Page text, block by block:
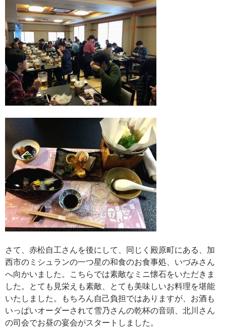
さて、赤松自工さんを後にして、同じく殿原町にある、加
西市のミシュランの一つ星の和食のお食事処、いづみさん
へ向かいました。こちらでは素敵なミニ懐石をいただきま
した。とても見栄えも素敵、とても美味しいお料理を堪能
いたしました。もちろん自己負担ではありますが、お酒も
いっぱいオーダーされて雪乃さんの乾杯の音頭、北川さん
の司会でお昼の宴会がスタートしました。